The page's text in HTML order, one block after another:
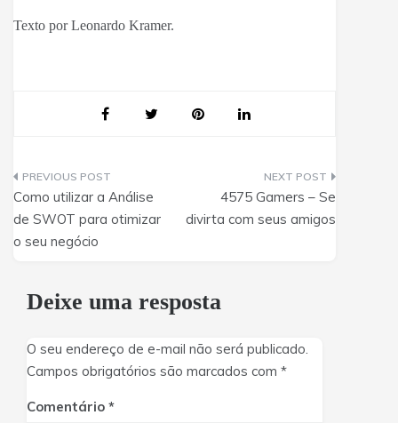
Texto por Leonardo Kramer.
Navegação
de
Post
Como utilizar a Análise
de SWOT para otimizar
o seu negócio
4575 Gamers – Se
divirta com seus amigos
Deixe uma resposta
O seu endereço de e-mail não será publicado.
Campos obrigatórios são marcados com *
Comentário